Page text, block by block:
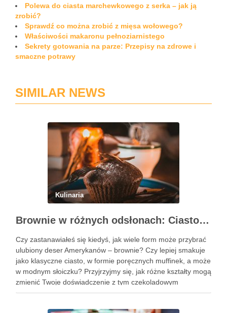
Polewa do ciasta marchewkowego z serka – jak ją
zrobić?
Sprawdź co można zrobić z mięsa wołowego?
Właściwości makaronu pełnoziarnistego
Sekrety gotowania na parze: Przepisy na zdrowe i
smaczne potrawy
SIMILAR NEWS
Kulinaria
Brownie w różnych odsłonach: Ciasto, muffinki czy brownie w słoiczku?
Czy zastanawiałeś się kiedyś, jak wiele form może przybrać
ulubiony deser Amerykanów – brownie? Czy lepiej smakuje
jako klasyczne ciasto, w formie poręcznych muffinek, a może
w modnym słoiczku? Przyjrzyjmy się, jak różne kształty mogą
zmienić Twoje doświadczenie z tym czekoladowym
przysmakiem. Podobne wpisy Trzy pomysły na wykwintne